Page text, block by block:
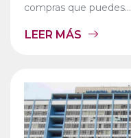
compras que puedes...
LEER MÁS